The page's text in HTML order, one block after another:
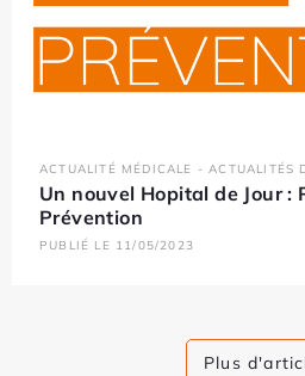
ACTUALITÉ MÉDICALE - ACTUALITÉS
Un nouvel Hopital de Jour :
Prévention
PUBLIÉ LE 11/05/2023
Plus